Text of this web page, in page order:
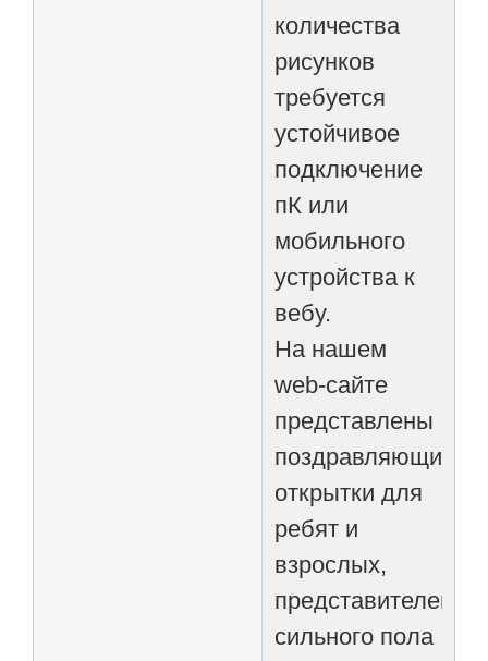
количества
рисунков
требуется
устойчивое
подключение
пК или
мобильного
устройства к
вебу.
На нашем
web-сайте
представлены
поздравляющие
открытки для
ребят и
взрослых,
представителей
сильного пола